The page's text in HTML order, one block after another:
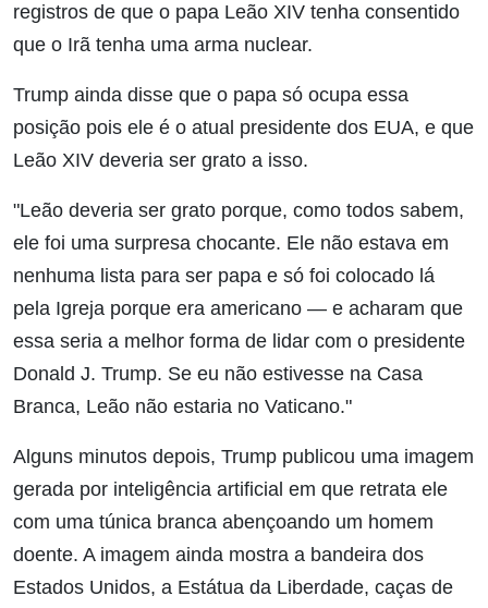
registros de que o papa Leão XIV tenha consentido
que o Irã tenha uma arma nuclear.
Trump ainda disse que o papa só ocupa essa
posição pois ele é o atual presidente dos EUA, e que
Leão XIV deveria ser grato a isso.
"Leão deveria ser grato porque, como todos sabem,
ele foi uma surpresa chocante. Ele não estava em
nenhuma lista para ser papa e só foi colocado lá
pela Igreja porque era americano — e acharam que
essa seria a melhor forma de lidar com o presidente
Donald J. Trump. Se eu não estivesse na Casa
Branca, Leão não estaria no Vaticano."
Alguns minutos depois, Trump publicou uma imagem
gerada por inteligência artificial em que retrata ele
com uma túnica branca abençoando um homem
doente. A imagem ainda mostra a bandeira dos
Estados Unidos, a Estátua da Liberdade, caças de